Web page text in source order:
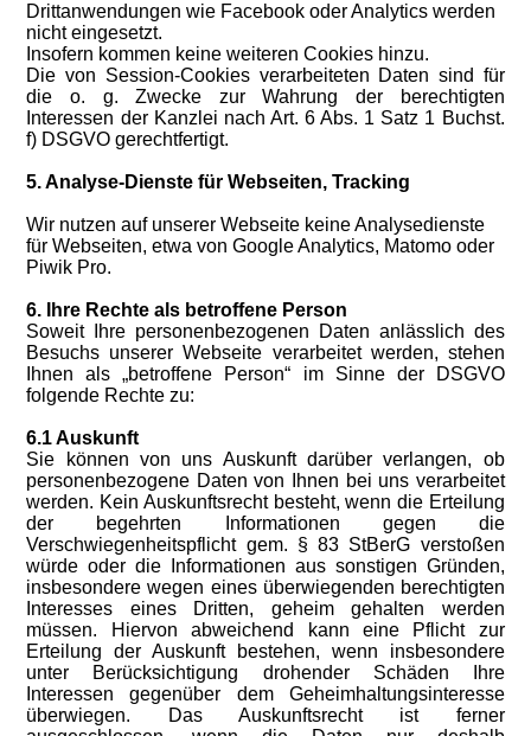
Drittanwendungen wie Facebook oder Analytics werden
nicht eingesetzt.
Insofern kommen keine weiteren Cookies hinzu.
Die von Session-Cookies verarbeiteten Daten sind für
die o. g. Zwecke zur Wahrung der berechtigten
Interessen der Kanzlei nach Art. 6 Abs. 1 Satz 1 Buchst.
f) DSGVO gerechtfertigt.
5. Analyse-Dienste für Webseiten, Tracking
Wir nutzen auf unserer Webseite keine Analysedienste
für Webseiten, etwa von Google Analytics, Matomo oder
Piwik Pro.
6. Ihre Rechte als betroffene Person
Soweit Ihre personenbezogenen Daten anlässlich des
Besuchs unserer Webseite verarbeitet werden, stehen
Ihnen als „betroffene Person“ im Sinne der DSGVO
folgende Rechte zu:
6.1 Auskunft
Sie können von uns Auskunft darüber verlangen, ob
personenbezogene Daten von Ihnen bei uns verarbeitet
werden. Kein Auskunftsrecht besteht, wenn die Erteilung
der begehrten Informationen gegen die
Verschwiegenheitspflicht gem. § 83 StBerG verstoßen
würde oder die Informationen aus sonstigen Gründen,
insbesondere wegen eines überwiegenden berechtigten
Interesses eines Dritten, geheim gehalten werden
müssen. Hiervon abweichend kann eine Pflicht zur
Erteilung der Auskunft bestehen, wenn insbesondere
unter Berücksichtigung drohender Schäden Ihre
Interessen gegenüber dem Geheimhaltungsinteresse
überwiegen. Das Auskunftsrecht ist ferner